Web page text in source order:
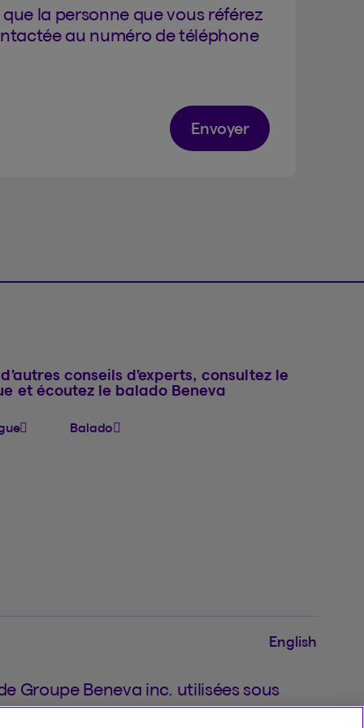
la personne que vous référez
au numéro de téléphone
Envoyer
conseils d’experts, consultez le
et écoutez le balado Beneva
Balado
English
Groupe Beneva inc. utilisées sous